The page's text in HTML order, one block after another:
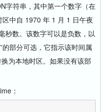
字符串，其中第一个数字（在
中自 1970 年 1 月 1 日午夜
秒数。该数字可以是负数，以
部分可选，它指示该时间属
为本地时区。如果没有该部
：